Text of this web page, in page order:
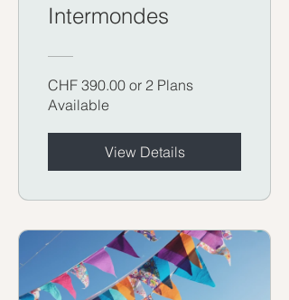
Intermondes
CHF 390.00 or 2 Plans
Available
View Details